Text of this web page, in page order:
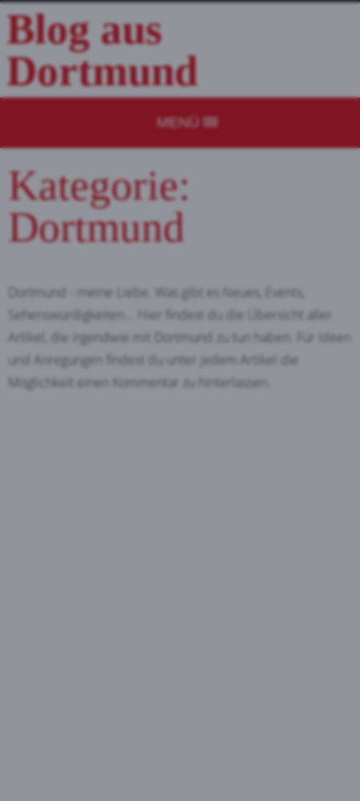
Blog aus
Dortmund
MENÜ
Kategorie:
Dortmund
Dortmund - meine Liebe. Was gibt es Neues, Events,
Sehenswürdigkeiten... Hier findest du die Übersicht aller
Artikel, die irgendwie mit Dortmund zu tun haben. Für Ideen
und Anregungen findest du unter jedem Artikel die
Möglichkeit einen Kommentar zu hinterlassen.